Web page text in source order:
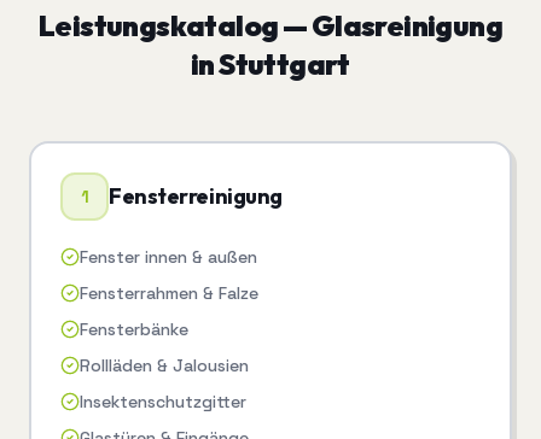
Leistungskatalog —Glasreinigung
inStuttgart
1 Fensterreinigung
Fenster innen & außen
Fensterrahmen & Falze
Fensterbänke
Rollläden & Jalousien
Insektenschutzgitter